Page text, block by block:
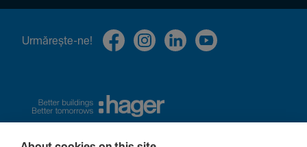
Urmă­rește-ne!